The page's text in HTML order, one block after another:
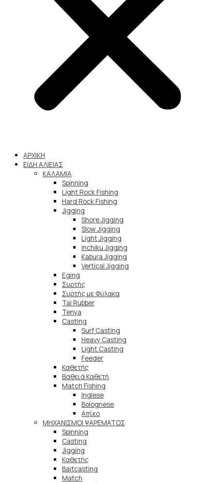
ΑΡΧΙΚΗ
ΕΙΔΗ ΑΛΙΕΙΑΣ
ΚΑΛΑΜΙΑ
Spinning
Light Rock Fishing
Hard Rock Fishing
Jigging
Shore Jigging
Slow Jigging
Light Jigging
Inchiku Jigging
Kabura Jigging
Vertical Jigging
Eging
Συρτής
Συρτής με Φύλακα
Tai Rubber
Tenya
Casting
Surf Casting
Heavy Casting
Light Casting
Feeder
Καθετής
Βαθειά Καθετή
Match Fishing
Inglese
Bolognese
Απίκο
ΜΗΧΑΝΙΣΜΟΙ ΨΑΡΕΜΑΤΟΣ
Spinning
Casting
Jigging
Καθετής
Baitcasting
Match